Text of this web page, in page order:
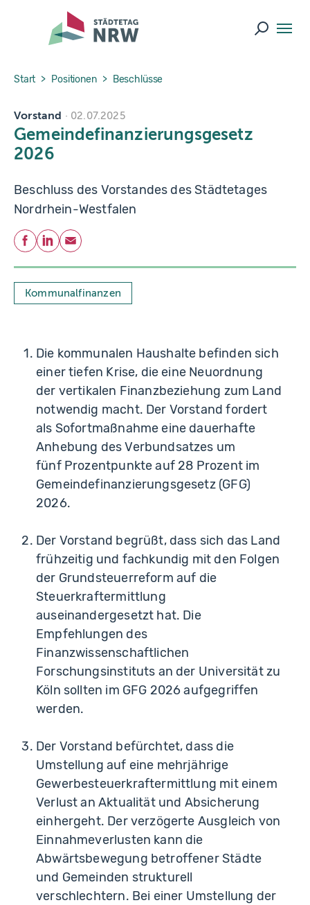
Skip to main navigation
Skip to main content
Skip to page footer
Suche
You are here:
Start Positionen Beschlüsse
Vorstand 02.07.2025
Gemeindefinanzierungsgesetz
2026
Beschluss des Vorstandes des Städtetages
Nordrhein-Westfalen
Teilen
Facebook
LinkedIn
E-Mail
Kommunalfinanzen
Die kommunalen Haushalte befinden sich
einer tiefen Krise, die eine Neuordnung
der vertikalen Finanzbeziehung zum Land
notwendig macht. Der Vorstand fordert
als Sofortmaßnahme eine dauerhafte
Anhebung des Verbundsatzes um
fünf Prozentpunkte auf 28 Prozent im
Gemeindefinanzierungsgesetz (GFG)
2026.
Der Vorstand begrüßt, dass sich das Land
frühzeitig und fachkundig mit den Folgen
der Grundsteuerreform auf die
Steuerkraftermittlung
auseinandergesetzt hat. Die
Empfehlungen des
Finanzwissenschaftlichen
Forschungsinstituts an der Universität zu
Köln sollten im GFG 2026 aufgegriffen
werden.
Der Vorstand befürchtet, dass die
Umstellung auf eine mehrjährige
Gewerbesteuerkraftermittlung mit einem
Verlust an Aktualität und Absicherung
einhergeht. Der verzögerte Ausgleich von
Einnahmeverlusten kann die
Abwärtsbewegung betroffener Städte
und Gemeinden strukturell
verschlechtern. Bei einer Umstellung der